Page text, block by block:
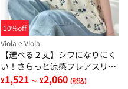
10%off
Viola e Viola
【選べる２丈】シワになりにく
い！さらっと涼感フレアスリー
ブブラウス
¥1,521 ～ ¥2,060 (税込)